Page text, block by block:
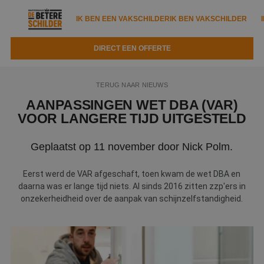
IK BEN EEN VAKSCHILDERIK BEN VAKSCHILDER
DIRECT EEN OFFERTE
Tools
Kennisbank
Trainingen
Partners
Verfspuitbedrijf?
VAKSCHILDER ZOEKEN
Zoeken naar een schilder
Tips
Garantie
Service
Waarom de betere schilder?
Binnenschilderwerk
Over ons
Nieuws & blog
Veelgestelde vragen
TERUG NAAR NIEUWS
AANPASSINGEN WET DBA (VAR)
VOOR LANGERE TIJD UITGESTELD
Geplaatst op 11 november door Nick Polm.
Eerst werd de VAR afgeschaft, toen kwam de wet DBA en
daarna was er lange tijd niets. Al sinds 2016 zitten zzp'ers in
onzekerheidheid over de aanpak van schijnzelfstandigheid.